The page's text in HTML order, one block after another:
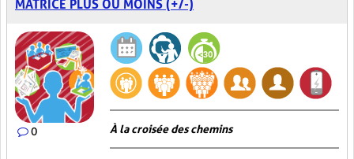
MATRICE PLUS OU MOINS (+/-)
0 À la croisée des chemins